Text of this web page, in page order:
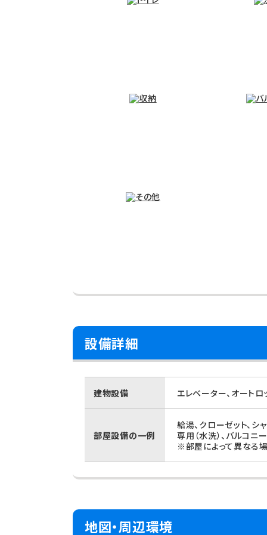
設備詳細
建物設備 エレベーター、オートロ
部屋設備の一例
給湯、クローゼット、シ
専用（水洗）、バルコニ
※部屋によって異なる場
地図・周辺環境